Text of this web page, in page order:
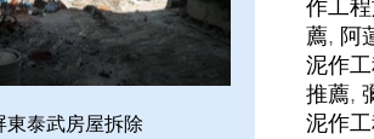
東泰武房屋拆除
作工
薦, 阿
泥作
推薦,
泥作